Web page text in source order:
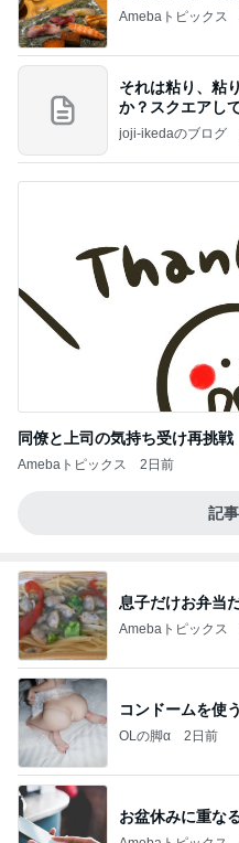
Amebaトピックス
それは粘り、粘
か？スクエアし
joji-ikedaのブログ
同僚と上司の気持ち受け再挑戦
Amebaトピックス 2日前
記
息子だけお弁当
Amebaトピックス
コンドームを使
OLの脚α 2日前
お盆休みに重な